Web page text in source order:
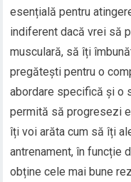
esențială pentru
indiferent dacă vrei să
musculară, să îți
pregătești pentru o
abordare specifică și o
permită să progresezi
îți voi arăta cum să îți
antrenament, în funcție
obține cele mai bune